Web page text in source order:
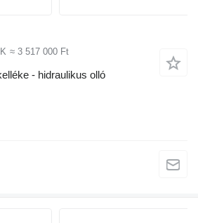
≈ 3 517 000 Ft
- hidraulikus olló